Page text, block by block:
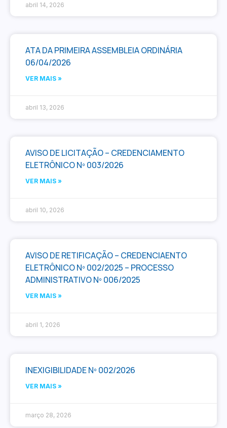
abril 14, 2026
ATA DA PRIMEIRA ASSEMBLEIA ORDINÁRIA
06/04/2026
VER MAIS »
abril 13, 2026
AVISO DE LICITAÇÃO – CREDENCIAMENTO
ELETRÔNICO Nº 003/2026
VER MAIS »
abril 10, 2026
AVISO DE RETIFICAÇÃO – CREDENCIAENTO
ELETRÔNICO Nº 002/2025 – PROCESSO
ADMINISTRATIVO Nº 006/2025
VER MAIS »
abril 1, 2026
INEXIGIBILIDADE Nº 002/2026
VER MAIS »
março 28, 2026